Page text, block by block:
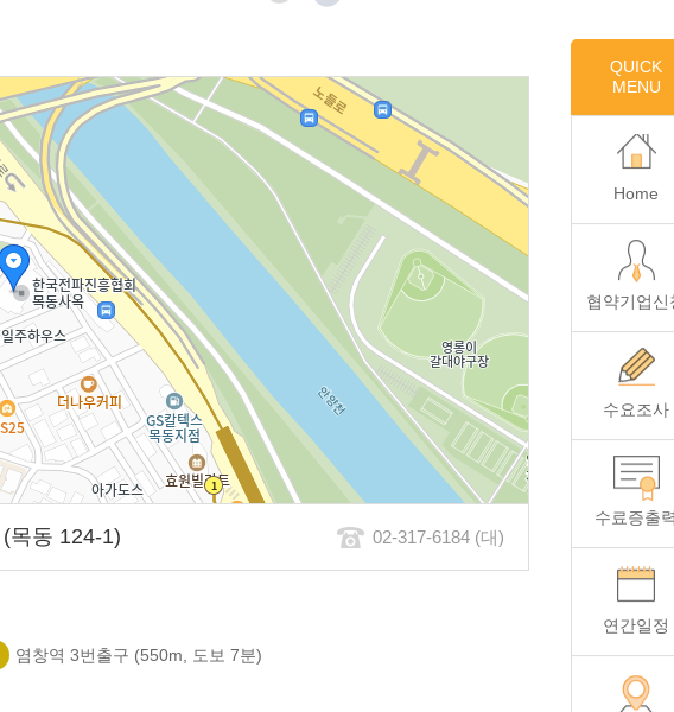
QUICK
MENU
Home
협약기업신
수요조사
수료증출
연간일정
목동 124-1) 02-317-6184 (대)
염창역 3번출구 (550m, 도보 7분)